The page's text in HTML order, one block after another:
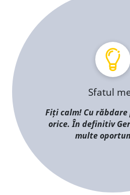
Sfatul
Fiți calm! Cu
orice. În definitiv
multe